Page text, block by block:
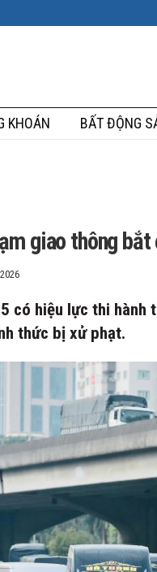
KHOÁN BẤT ĐỘNG
giao thông
có hiệu lực thi hành
thức bị xử phạt.